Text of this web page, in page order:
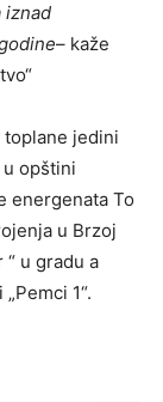
iznad
– kaže
jedini
opštini
energenata To
u Brzoj
u gradu a
1“.